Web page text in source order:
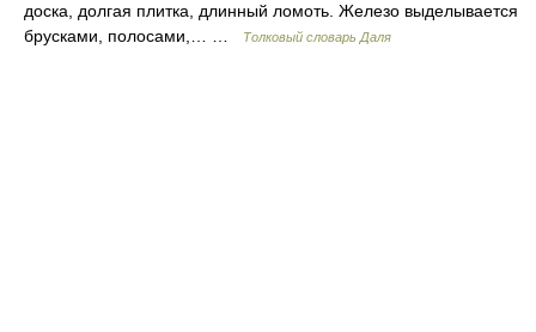
доска, долгая плитка, длинный ломоть. Железо выделывается
брусками, полосами,… …
Толковый словарь Даля